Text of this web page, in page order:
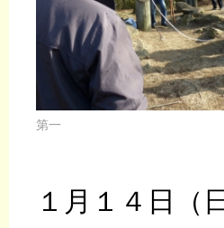
第一
１月１４日